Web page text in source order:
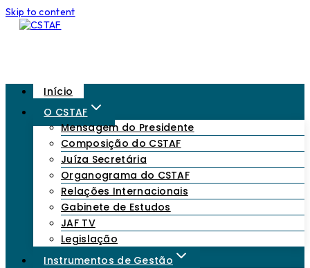
Skip to content
Início
O CSTAF
Mensagem do Presidente
Composição do CSTAF
Juíza Secretária
Organograma do CSTAF
Relações Internacionais
Gabinete de Estudos
JAF TV
Legislação
Instrumentos de Gestão